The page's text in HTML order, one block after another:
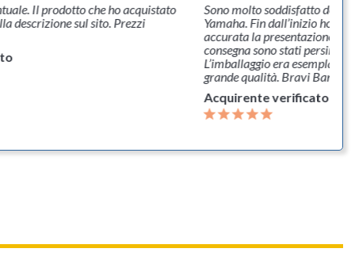
Il prodotto che ho acquistato
descrizione sul sito. Prezzi
Sono molto soddisfatto
Yamaha. Fin dall’inizio ho
accurata la presentazione
consegna sono stati persino
L’imballaggio era
grande qualità. Bravi Banca
Acquirente verificato